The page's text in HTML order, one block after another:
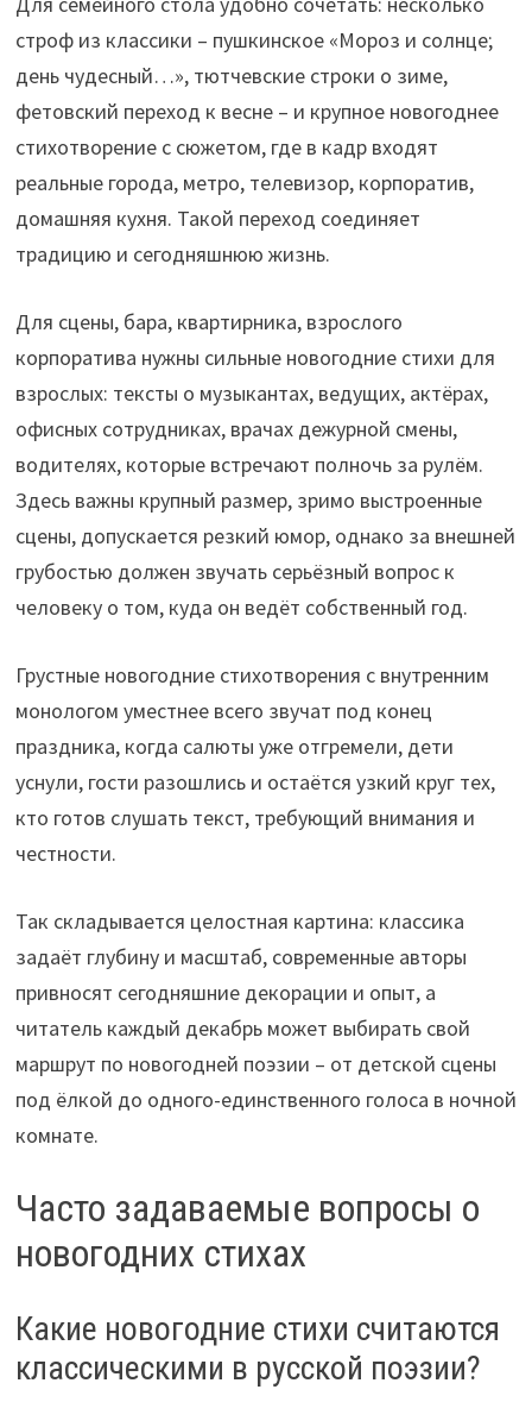
строф из классики – пушкинское «Мороз и солнце;
день чудесный…», тютчевские строки о зиме,
фетовский переход к весне – и крупное новогоднее
стихотворение с сюжетом, где в кадр входят
реальные города, метро, телевизор, корпоратив,
домашняя кухня. Такой переход соединяет
традицию и сегодняшнюю жизнь.
Для сцены, бара, квартирника, взрослого
корпоратива нужны сильные новогодние стихи для
взрослых: тексты о музыкантах, ведущих, актёрах,
офисных сотрудниках, врачах дежурной смены,
водителях, которые встречают полночь за рулём.
Здесь важны крупный размер, зримо выстроенные
сцены, допускается резкий юмор, однако за внешней
грубостью должен звучать серьёзный вопрос к
человеку о том, куда он ведёт собственный год.
Грустные новогодние стихотворения с внутренним
монологом уместнее всего звучат под конец
праздника, когда салюты уже отгремели, дети
уснули, гости разошлись и остаётся узкий круг тех,
кто готов слушать текст, требующий внимания и
честности.
Так складывается целостная картина: классика
задаёт глубину и масштаб, современные авторы
привносят сегодняшние декорации и опыт, а
читатель каждый декабрь может выбирать свой
маршрут по новогодней поэзии – от детской сцены
под ёлкой до одного-единственного голоса в ночной
комнате.
Часто задаваемые вопросы о
новогодних стихах
Какие новогодние стихи считаются
классическими в русской поэзии?